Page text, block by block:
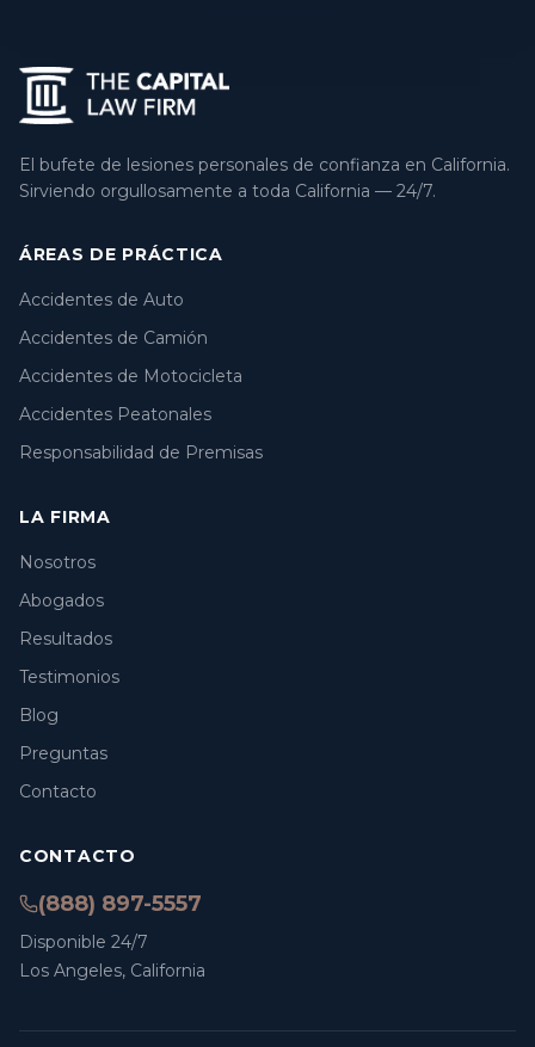
El bufete de lesiones personales de confianza en California.
Sirviendo orgullosamente a toda California — 24/7.
ÁREAS DE PRÁCTICA
Accidentes de Auto
Accidentes de Camión
Accidentes de Motocicleta
Accidentes Peatonales
Responsabilidad de Premisas
LA FIRMA
Nosotros
Abogados
Resultados
Testimonios
Blog
Preguntas
Contacto
CONTACTO
(888) 897-5557
Disponible 24/7
Los Angeles, California